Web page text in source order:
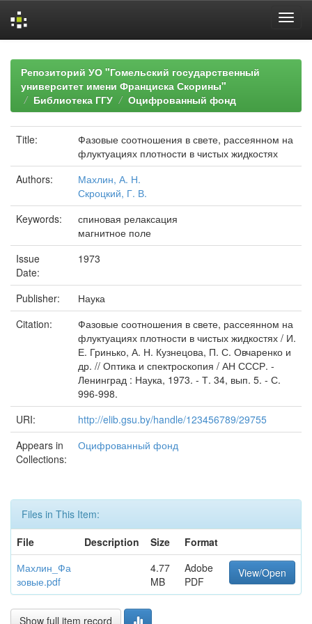
navigationРепозиторий УО "Гомельский государственный
университет имени Франциска Скорины"
Библиотека ГГУ
Оцифрованный фонд
Title:
Фазовые соотношения в свете, рассеянном на
флуктуациях плотности в чистых жидкостях
Authors:
Махлин, А. Н.
Скроцкий, Г. В.
Keywords:
спиновая релаксация
магнитное поле
Issue
Date:
1973
Publisher:
Наука
Citation:
Фазовые соотношения в свете, рассеянном на
флуктуациях плотности в чистых жидкостях / И.
Е. Гринько, А. Н. Кузнецова, П. С. Овчаренко и
др. // Оптика и спектроскопия / АН СССР. -
Ленинград : Наука, 1973. - Т. 34, вып. 5. - С.
996-998.
URI:
http://elib.gsu.by/handle/123456789/29755
Appears in
Collections:
Оцифрованный фонд
Files in This Item:
File
Description Size
Format
Махлин_Фа
зовые.pdf
4.77
MB
Adobe
PDF
View/Open
Show full item record